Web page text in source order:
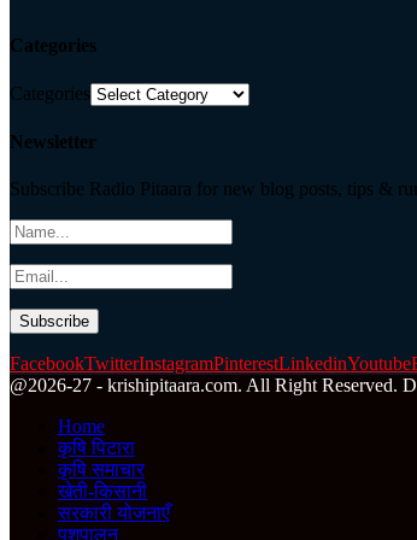
Categories
Categories
Newsletter
Subscribe Radio Pitaara for new blog posts, tips &
FacebookTwitterInstagramPinterestLinkedinYoutube
@2026-27 - krishipitaara.com. All Right Reserved.
Home
कृषि पिटारा
कृषि समाचार
खेती-किसानी
सरकारी योजनाएँ
पशुपालन